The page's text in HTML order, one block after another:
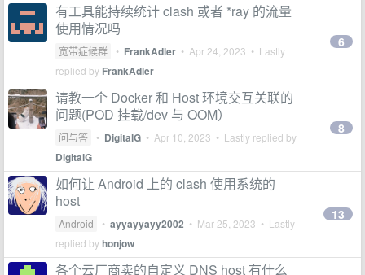
有工具能持续统计 clash 或者 *ray 的流量
使用情况吗
宽带症候群 • FrankAdler • Apr 24, 2023 • Lastly
replied by FrankAdler
6
请教一个 Docker 和 Host 环境交互关联的
问题(POD 挂载/dev 与 OOM）
问与答 • DigitalG • Apr 10, 2023 • Lastly replied by
DigitalG
8
如何让 Android 上的 clash 使用系统的
host
Android • ayyayyayy2002 • Mar 25, 2023 • Lastly
replied byhonjow
13
各个云厂商卖的自定义 DNS host 有什么